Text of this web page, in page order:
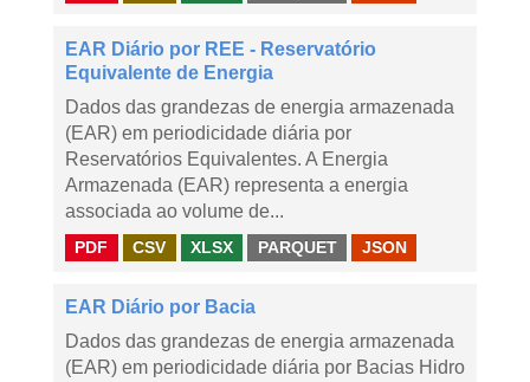
EAR Diário por REE - Reservatório
Equivalente de Energia
Dados das grandezas de energia armazenada
(EAR) em periodicidade diária por
Reservatórios Equivalentes. A Energia
Armazenada (EAR) representa a energia
associada ao volume de...
PDF CSV XLSX PARQUET JSON
EAR Diário por Bacia
Dados das grandezas de energia armazenada
(EAR) em periodicidade diária por Bacias Hidro